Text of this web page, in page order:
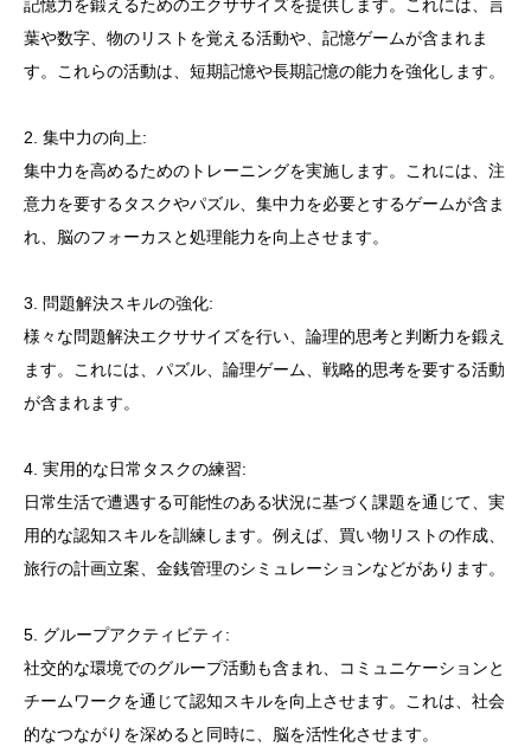
記憶力を鍛えるためのエクササイズを提供します。これには、言
葉や数字、物のリストを覚える活動や、記憶ゲームが含まれま
す。これらの活動は、短期記憶や長期記憶の能力を強化します。
2. 集中力の向上:
集中力を高めるためのトレーニングを実施します。これには、注
意力を要するタスクやパズル、集中力を必要とするゲームが含ま
れ、脳のフォーカスと処理能力を向上させます。
3. 問題解決スキルの強化:
様々な問題解決エクササイズを行い、論理的思考と判断力を鍛え
ます。これには、パズル、論理ゲーム、戦略的思考を要する活動
が含まれます。
4. 実用的な日常タスクの練習:
日常生活で遭遇する可能性のある状況に基づく課題を通じて、実
用的な認知スキルを訓練します。例えば、買い物リストの作成、
旅行の計画立案、金銭管理のシミュレーションなどがあります。
5. グループアクティビティ:
社交的な環境でのグループ活動も含まれ、コミュニケーションと
チームワークを通じて認知スキルを向上させます。これは、社会
的なつながりを深めると同時に、脳を活性化させます。